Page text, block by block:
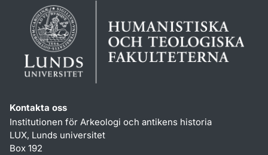
Kontakta oss
Institutionen för Arkeologi och antikens historia
LUX, Lunds universitet
Box 192